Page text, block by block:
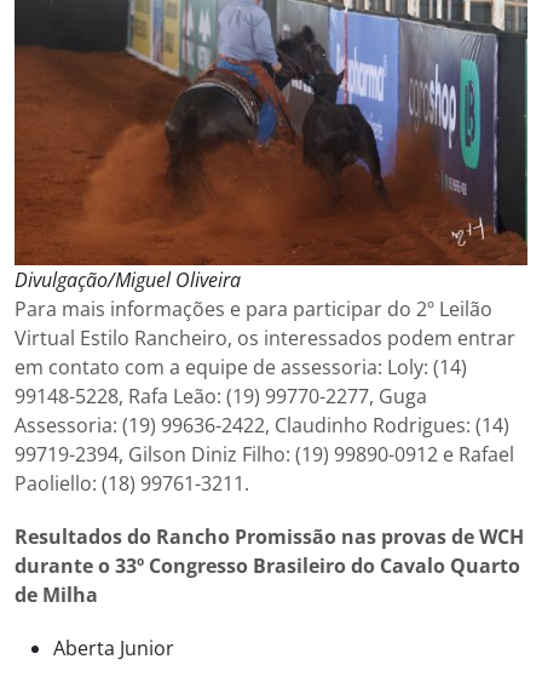
Divulgação/Miguel Oliveira
Para mais informações e para participar do 2º Leilão
Virtual Estilo Rancheiro, os interessados podem entrar
em contato com a equipe de assessoria: Loly: (14)
99148-5228, Rafa Leão: (19) 99770-2277, Guga
Assessoria: (19) 99636-2422, Claudinho Rodrigues: (14)
99719-2394, Gilson Diniz Filho: (19) 99890-0912 e Rafael
Paoliello: (18) 99761-3211.
Resultados do Rancho Promissão nas provas de WCH
durante o 33º Congresso Brasileiro do Cavalo Quarto
de Milha
Aberta Junior